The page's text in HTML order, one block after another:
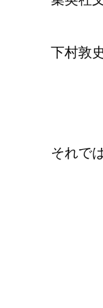
下村敦
それで